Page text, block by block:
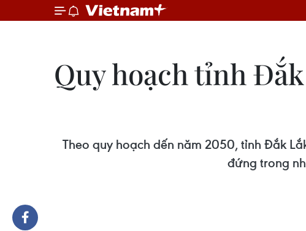
Quy hoạch tỉnh
Theo quy hoạch dến năm 2050, tỉnh Đắk
đứng trong